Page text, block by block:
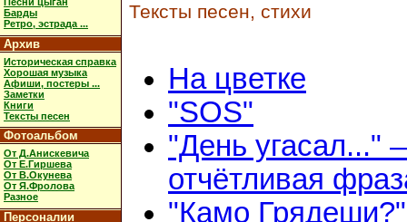
Барды
Ретро, эстрада ...
Архив
Историческая справка
Хорошая музыка
Афиши, постеры ...
Заметки
Книги
Тексты песен
Фотоальбом
От Д.Анискевича
От Е.Гиршева
От В.Окунева
От Я.Фролова
Разное
Персоналии
Тексты песен, стихи
На цветке
"SOS"
"День угасал..."
отчётливая
"Камо Грядеши?"